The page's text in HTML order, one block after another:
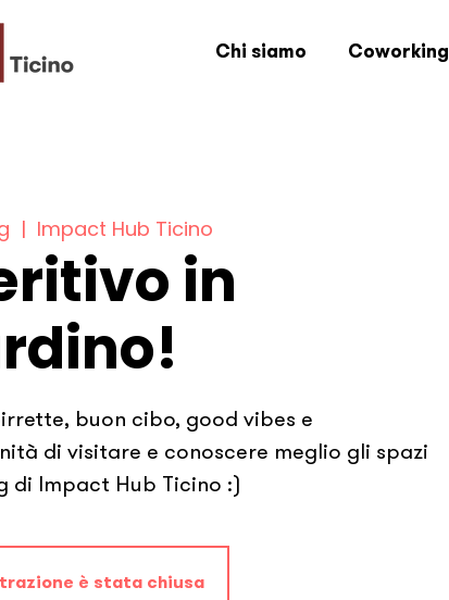
Chi siamo Coworking
  |
Impact Hub Ticino
in
buon cibo, good vibes e
di visitare e conoscere meglio gli spazi
di Impact Hub Ticino :)
è stata chiusa